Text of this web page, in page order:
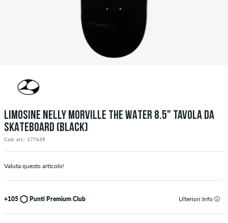
LIMOSINE NELLY MORVILLE THE WATER 8.5" TAVOLA DA
SKATEBOARD (BLACK)
Cod. art.: 177639
Valuta questo articolo!
+105 Punti Premium Club Ulteriori Info